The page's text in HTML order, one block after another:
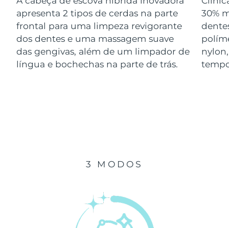
apresenta 2 tipos de cerdas na parte
frontal para uma limpeza revigorante
dos dentes e uma massagem suave
das gengivas, além de um limpador de
língua e bochechas na parte de trás.
30%
3 MODOS
Luxemburgo Entrega prevista 8/12/26
Macau, RAE da
China
Entrega prevista 8/14/26
Malásia Entrega prevista 8/15/26
Entrega prevista
Entrega prevista